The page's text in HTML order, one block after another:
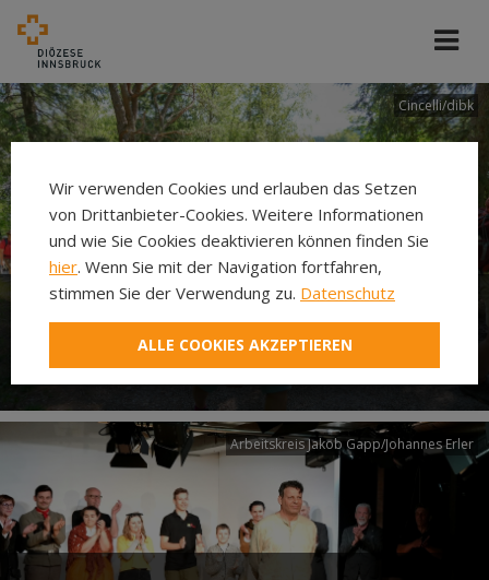
Cincelli/dibk
Neuer Pilgerweg Via
Laudato si’
Arbeitskreis Jakob Gapp/Johannes Erler
Wir verwenden Cookies und erlauben das Setzen
von Drittanbieter-Cookies. Weitere Informationen
und wie Sie Cookies deaktivieren können finden Sie
hier. Wenn Sie mit der Navigation fortfahren,
stimmen Sie der Verwendung zu. Datenschutz
ALLE COOKIES AKZEPTIEREN